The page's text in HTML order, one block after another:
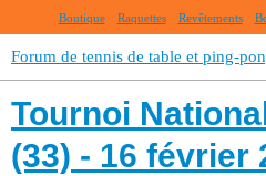
Boutique Raquettes Revêtements
Forum de tennis de table et ping-
Tournoi
(33) - 16 février